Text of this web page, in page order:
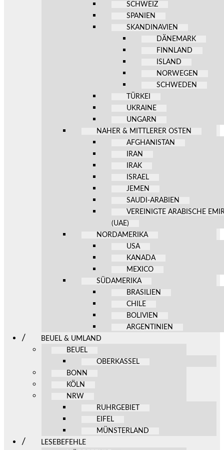
SCHWEIZ
SPANIEN
SKANDINAVIEN
DÄNEMARK
FINNLAND
ISLAND
NORWEGEN
SCHWEDEN
TÜRKEI
UKRAINE
UNGARN
NAHER & MITTLERER OSTEN
AFGHANISTAN
IRAN
IRAK
ISRAEL
JEMEN
SAUDI-ARABIEN
VEREINIGTE ARABISCHE
(UAE)
NORDAMERIKA
USA
KANADA
MEXICO
SÜDAMERIKA
BRASILIEN
CHILE
BOLIVIEN
ARGENTINIEN
BEUEL & UMLAND
BEUEL
OBERKASSEL
BONN
KÖLN
NRW
RUHRGEBIET
EIFEL
MÜNSTERLAND
LESEBEFEHLE